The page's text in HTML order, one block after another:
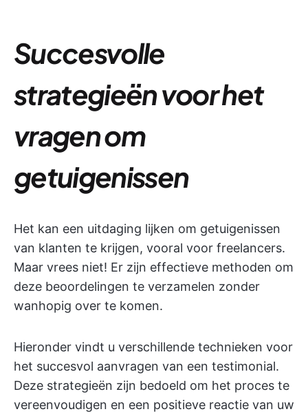
Succesvolle
strategieën voor het
vragen om
getuigenissen
Het kan een uitdaging lijken om getuigenissen
van klanten te krijgen, vooral voor freelancers.
Maar vrees niet! Er zijn effectieve methoden om
deze beoordelingen te verzamelen zonder
wanhopig over te komen.
Hieronder vindt u verschillende technieken voor
het succesvol aanvragen van een testimonial.
Deze strategieën zijn bedoeld om het proces te
vereenvoudigen en een positieve reactie van uw